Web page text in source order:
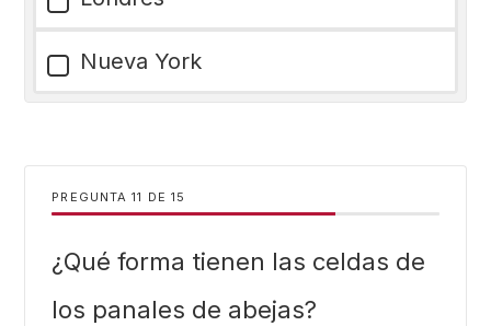
Nueva York
PREGUNTA DE 15
¿Qué forma tienen las celdas de
los panales de abejas?